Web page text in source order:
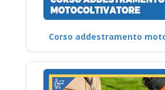
Corso addestramento